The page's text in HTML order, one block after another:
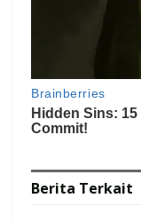
Berita Terkait